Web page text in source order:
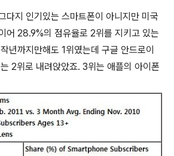
다지 인기있는 스마트폰이 아니지만 미국
어 28.9%의 점유율로 2위를 지키고 있는
년까지만해도 1위였는데 구글 안드로이
2위로 내려앉았죠. 3위는 애플의 아이폰